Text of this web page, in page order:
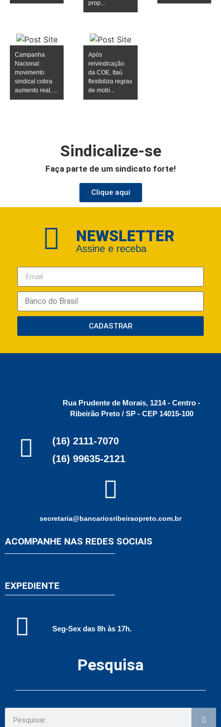
prop...
Campanha
Nacional:
movimento
sindical cobra
aumento real, ...
Após
reivindicação
da COE, Itaú
flexibiliza regras
de mobi...
Sindicalize-se
Faça parte de um sindicato forte!
Clique aqui
NEWSLETTER
Assine e receba
CADASTRAR
Rua Prudente de Morais, 1214 - Centro -
Ribeirão Preto / SP - CEP 14015-100
(16) 2111-7070
(16) 99635-2121
secretaria@bancariosribeiraopreto.com.br
ACOMPANHE NAS REDES SOCIAIS
EXPEDIENTE
Seg-Sex das 8h às 17h.
Pesquisa